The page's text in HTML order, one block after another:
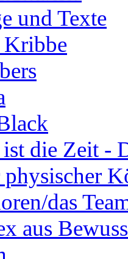
und Texte
Kribbe
die Zeit -
physischer
das
aus